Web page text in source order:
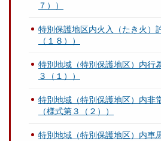
７））
特別保護地区内火入（たき火）
（１８））
特別地域（特別保護地区）内行
３（１））
特別地域（特別保護地区）内非
（様式第３（２））
特別地域（特別保護地区）内車